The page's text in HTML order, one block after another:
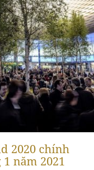
2020 chính
năm 2021